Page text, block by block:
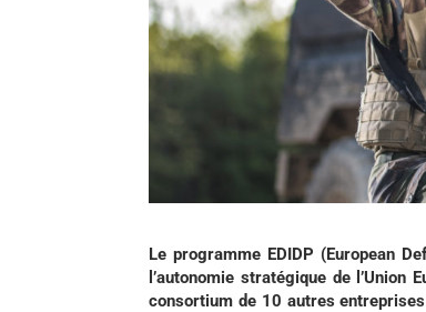
Le programme EDIDP (European
l’autonomie stratégique de
consortium de 10 autres